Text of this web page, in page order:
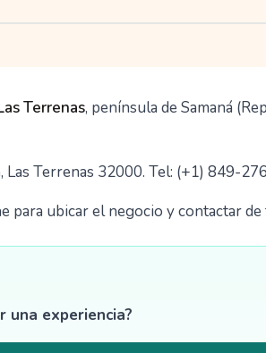
Terrenas, península de Samaná
Las Terrenas 32000. Tel: (+1) 849-
para ubicar el negocio y contactar
una experiencia?